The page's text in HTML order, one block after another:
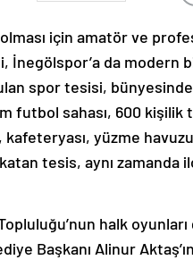
için amatör ve
da modern
spor tesisi,
futbol sahası, 600 kişilik
kafeteryası, yüzme
tesis, aynı zamanda
halk
Başkanı Alinur